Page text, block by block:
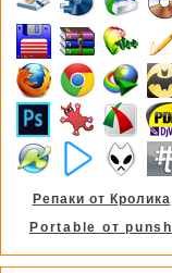
Репаки от Кролика
Portable от punsh